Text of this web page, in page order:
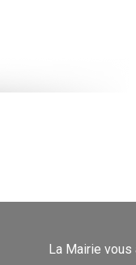
La Mairie